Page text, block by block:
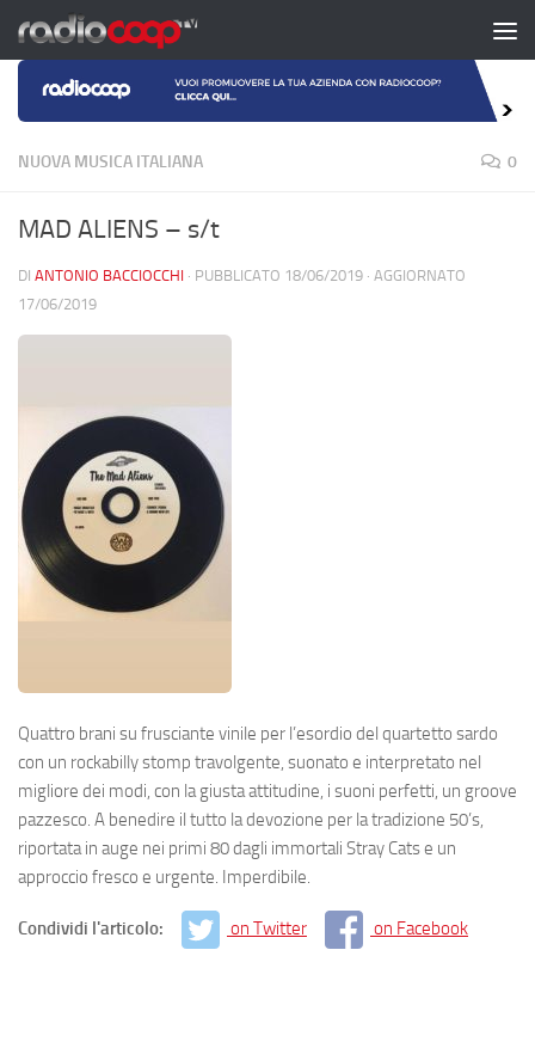
Salta al contenuto
NUOVA MUSICA ITALIANA 0
MAD ALIENS – s/t
DI ANTONIO BACCIOCCHI · PUBBLICATO 18/06/2019 · AGGIORNATO
17/06/2019
Quattro brani su frusciante vinile per l’esordio del quartetto sardo
con un rockabilly stomp travolgente, suonato e interpretato nel
migliore dei modi, con la giusta attitudine, i suoni perfetti, un groove
pazzesco. A benedire il tutto la devozione per la tradizione 50’s,
riportata in auge nei primi 80 dagli immortali Stray Cats e un
approccio fresco e urgente. Imperdibile.
Condividi l'articolo: on Twitter on Facebook